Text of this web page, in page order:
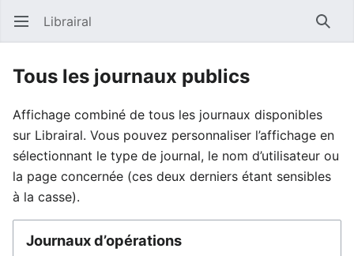
Ouvrir le menu principal Librairal
Tous les journaux publics
Affichage combiné de tous les journaux disponibles
sur Librairal. Vous pouvez personnaliser l’affichage en
sélectionnant le type de journal, le nom d’utilisateur ou
la page concernée (ces deux derniers étant sensibles
à la casse).
Journaux d’opérations